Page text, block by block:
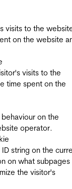
visits to the
on the website
visits to the
time spent on the
on the
operator.
string on the
on what
the visitor's